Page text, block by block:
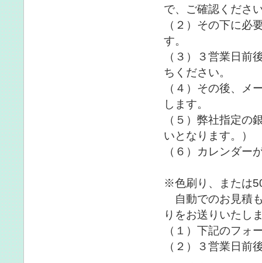
で、ご確認くださ
（２）その下に必
す。
（３）３営業日前
ちください。
（４）その後、メ
します。
（５）弊社指定の
いとなります。）
（６）カレンダー
※色刷り、または
自動でのお見積
りをお送りいたし
（１）下記のフォ
（２）３営業日前